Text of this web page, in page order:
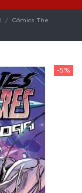
Cómics The
-5%